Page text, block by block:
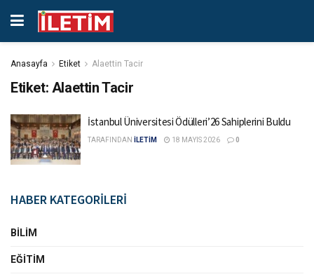
Anasayfa Etiket Alaettin Tacir
Etiket: Alaettin Tacir
İstanbul Üniversitesi Ödülleri’26 Sahiplerini Buldu
TARAFINDAN İLETİM 18 MAYIS 2026 0
HABER KATEGORİLERİ
BILIM
EĞITIM